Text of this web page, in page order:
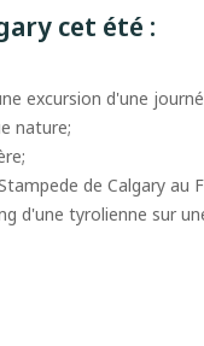
cet été :
excursion d'une
nature;
de Calgary au
d'une tyrolienne sur